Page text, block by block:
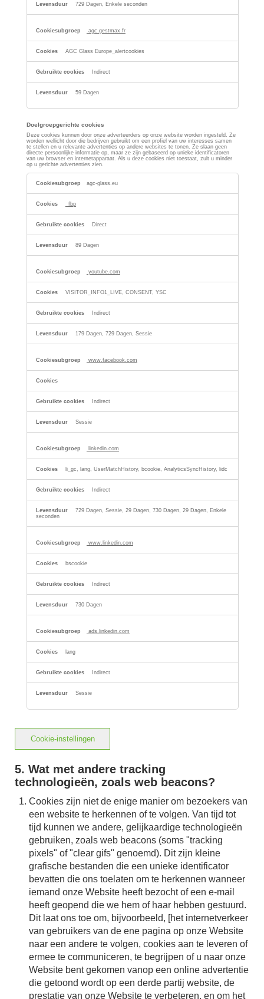
729 Dagen, Enkele seconden
agc.gestmax.fr
AGC Glass Europe_alertcookies
Indirect
59 Dagen
Doelgroepgerichte cookies
Deze cookies kunnen door onze adverteerders op onze website worden ingesteld. Ze
worden wellicht door die bedrijven gebruikt om een profiel van uw interesses samen
te stellen en u relevante advertenties op andere websites te tonen. Ze slaan geen
directe persoonlijke informatie op, maar ze zijn gebaseerd op unieke identificatoren
van uw browser en internetapparaat. Als u deze cookies niet toestaat, zult u minder
op u gerichte advertenties zien.
Doelgroepgerichte
cookies
agc-glass.eu
_fbp
Direct
89 Dagen
youtube.com
VISITOR_INFO1_LIVE, CONSENT, YSC
Indirect
179 Dagen, 729 Dagen, Sessie
www.facebook.com
Indirect
Sessie
linkedin.com
li_gc, lang, UserMatchHistory, bcookie, AnalyticsSyncHistory, lidc
Indirect
729 Dagen, Sessie, 29 Dagen, 730 Dagen, 29 Dagen, Enkele
seconden
www.linkedin.com
bscookie
Indirect
730 Dagen
ads.linkedin.com
lang
Indirect
Sessie
Cookie-instellingen
5. Wat met andere tracking
technologieën, zoals web beacons?
Cookies zijn niet de enige manier om bezoekers van
een website te herkennen of te volgen. Van tijd tot
tijd kunnen we andere, gelijkaardige technologieën
gebruiken, zoals web beacons (soms "tracking
pixels" of "clear gifs" genoemd). Dit zijn kleine
grafische bestanden die een unieke identificator
bevatten die ons toelaten om te herkennen wanneer
iemand onze Website heeft bezocht of een e-mail
heeft geopend die we hem of haar hebben gestuurd.
Dit laat ons toe om, bijvoorbeeld, [het internetverkeer
van gebruikers van de ene pagina op onze Website
naar een andere te volgen, cookies aan te leveren of
ermee te communiceren, te begrijpen of u naar onze
Website bent gekomen vanop een online advertentie
die getoond wordt op een derde partij website, de
prestatie van onze Website te verbeteren, en om het